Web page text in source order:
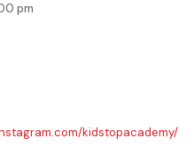
pm
kidstopacademy/